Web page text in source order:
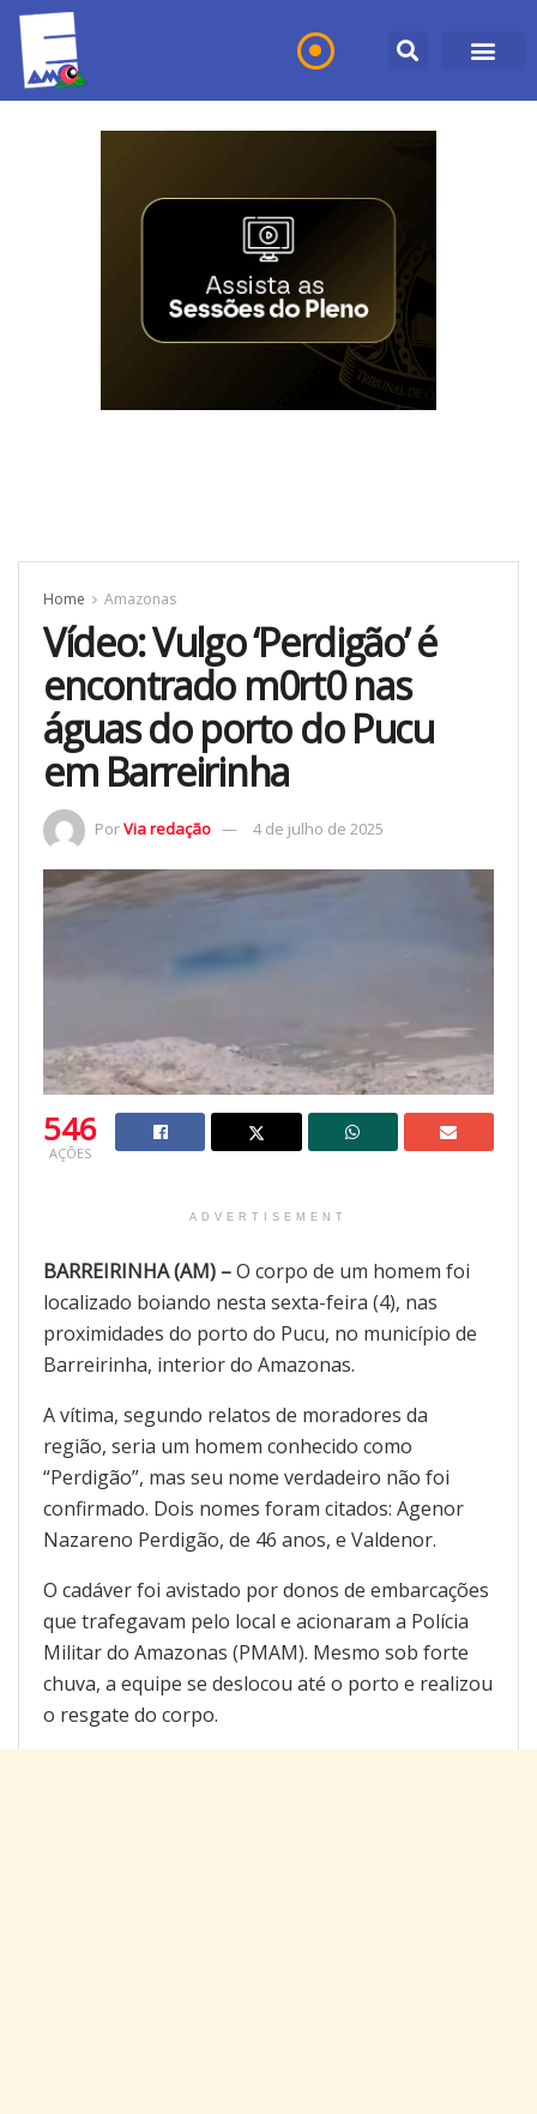
Home Amazonas
Vídeo: Vulgo ‘Perdigão’ é
encontrado m0rt0 nas
águas do porto do Pucu
em Barreirinha
PorVia redação 4 de julho de 2025
546
AÇÕES
ADVERTISEMENT
BARREIRINHA (AM) –O corpo de um homem foi
localizado boiando nesta sexta-feira (4), nas
proximidades do porto do Pucu, no município de
Barreirinha, interior do Amazonas.
A vítima, segundo relatos de moradores da
região, seria um homem conhecido como
“Perdigão”, mas seu nome verdadeiro não foi
confirmado. Dois nomes foram citados: Agenor
Nazareno Perdigão, de 46 anos, e Valdenor.
O cadáver foi avistado por donos de embarcações
que trafegavam pelo local e acionaram a Polícia
Militar do Amazonas (PMAM). Mesmo sob forte
chuva, a equipe se deslocou até o porto e realizou
o resgate do corpo.